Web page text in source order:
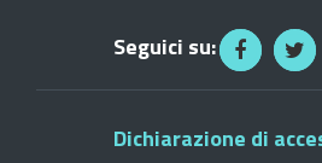
Seguici su:
Dichiarazione di